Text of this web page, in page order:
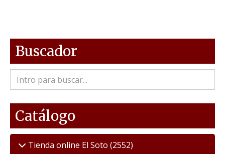
Buscador
Catálogo
Tienda online El Soto (2552)